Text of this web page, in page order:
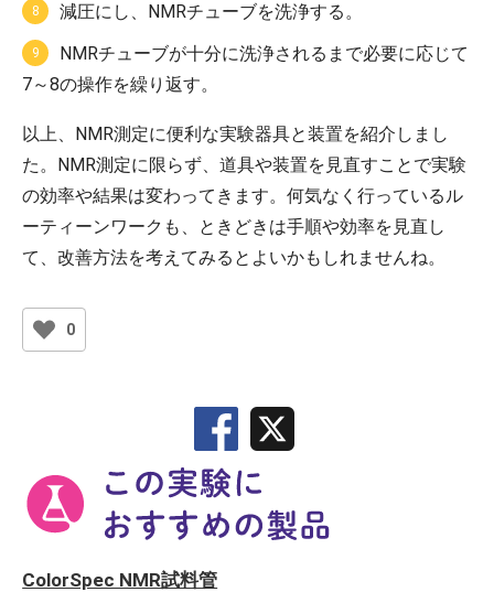
減圧にし、NMRチューブを洗浄する。
NMRチューブが十分に洗浄されるまで必要に応じて
7～8の操作を繰り返す。
以上、NMR測定に便利な実験器具と装置を紹介しまし
た。NMR測定に限らず、道具や装置を見直すことで実験
の効率や結果は変わってきます。何気なく行っているル
ーティーンワークも、ときどきは手順や効率を見直し
て、改善方法を考えてみるとよいかもしれませんね。
0
ColorSpec NMR試料管